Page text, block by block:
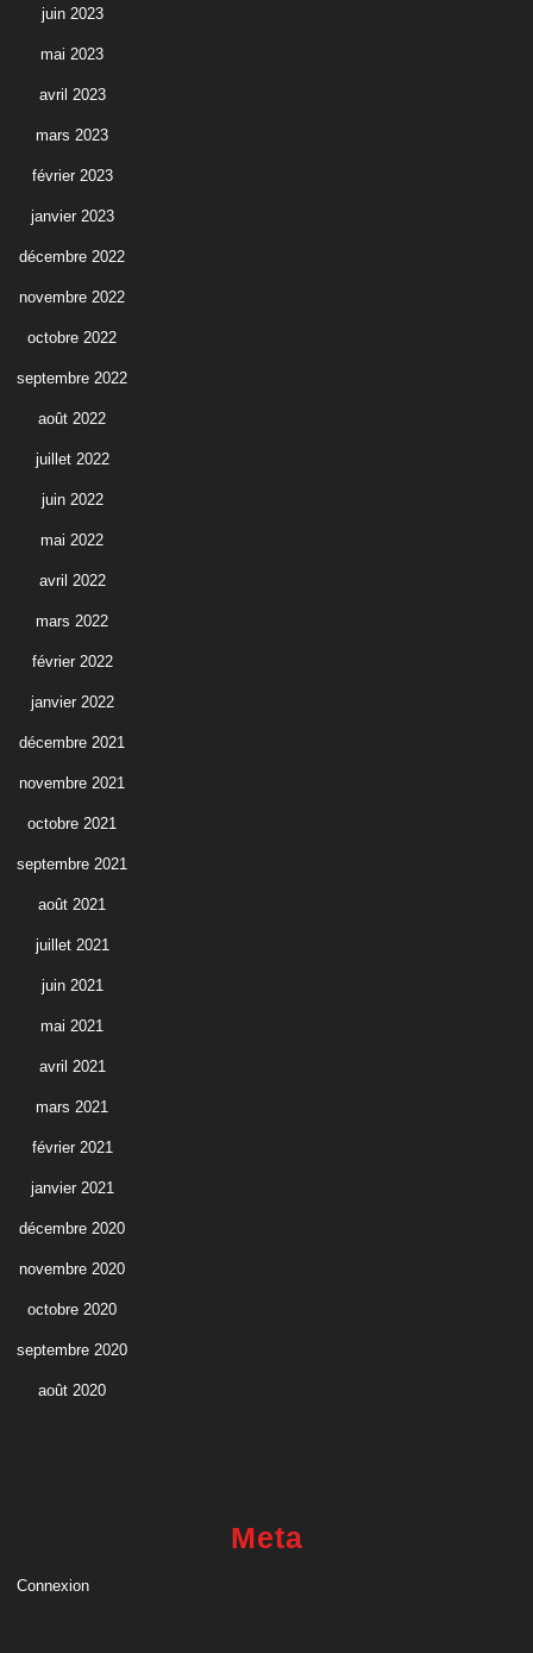
juin 2023
mai 2023
avril 2023
mars 2023
février 2023
janvier 2023
décembre 2022
novembre 2022
octobre 2022
septembre 2022
août 2022
juillet 2022
juin 2022
mai 2022
avril 2022
mars 2022
février 2022
janvier 2022
décembre 2021
novembre 2021
octobre 2021
septembre 2021
août 2021
juillet 2021
juin 2021
mai 2021
avril 2021
mars 2021
février 2021
janvier 2021
décembre 2020
novembre 2020
octobre 2020
septembre 2020
août 2020
Meta
Connexion